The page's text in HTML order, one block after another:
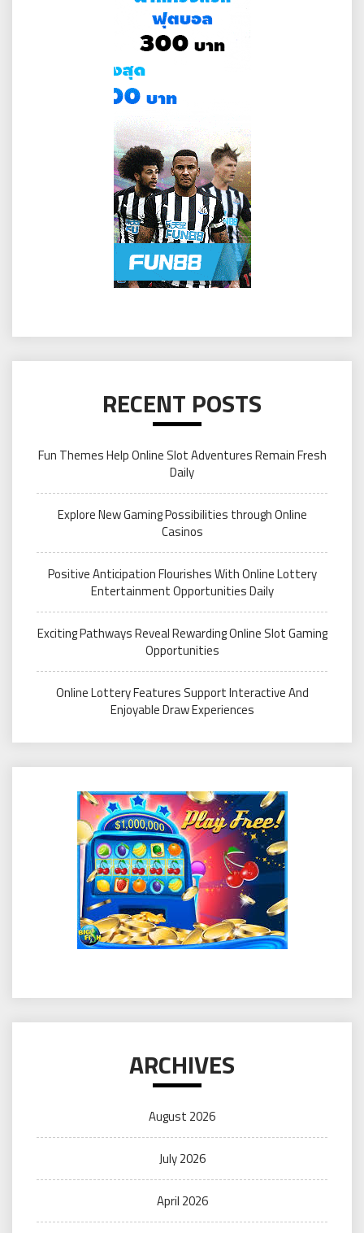
RECENT POSTS
Fun Themes Help Online Slot Adventures Remain Fresh
Daily
Explore New Gaming Possibilities through Online
Casinos
Positive Anticipation Flourishes With Online Lottery
Entertainment Opportunities Daily
Exciting Pathways Reveal Rewarding Online Slot Gaming
Opportunities
Online Lottery Features Support Interactive And
Enjoyable Draw Experiences
ARCHIVES
August 2026
July 2026
April 2026